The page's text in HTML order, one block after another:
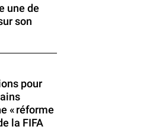
une de
son
pour
« réforme
la FIFA